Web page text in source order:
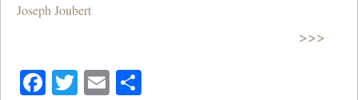
Joseph Joubert
>>>
Facebook
Twitter
Email